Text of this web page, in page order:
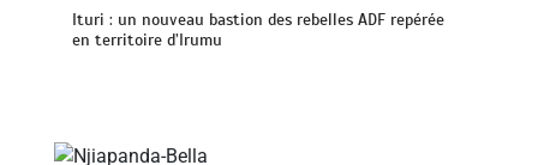
Ituri : un nouveau bastion des rebelles ADF repérée
en territoire d’Irumu